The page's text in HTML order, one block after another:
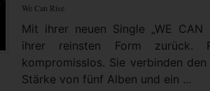
We Can Rise
Mit ihrer neuen Single „WE CAN
ihrer reinsten Form zurück.
kompromisslos. Sie verbinden
Stärke von fünf Alben und ein ...